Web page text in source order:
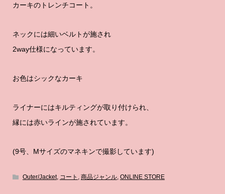
カーキのトレンチコート。
ネックには細いベルトが施され
2way仕様になっています。
お色はシックなカーキ
ライナーにはキルティングが取り付けられ、
縁には赤いラインが施されています。
(9号、Mサイズのマネキンで撮影しています)
Outer/Jacket, コート 商品ジャンル, ONLINE STORE